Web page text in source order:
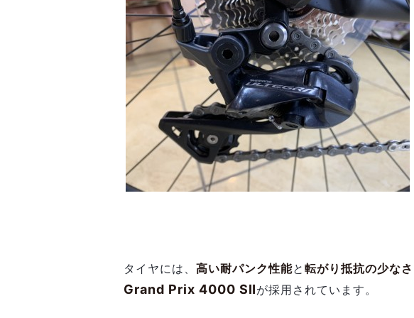
タイヤには、 高い耐パンク性能と 転がり抵抗の少なさ
Grand Prix 4000 SⅡが採用されています。